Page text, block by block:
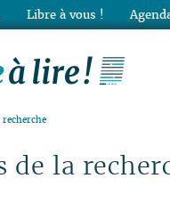
recherche
de la
Libre à vous !